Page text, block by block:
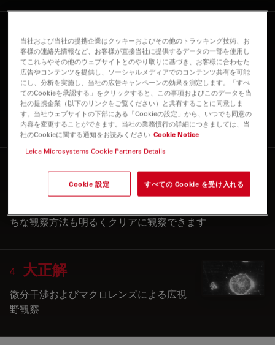
作
DM6 M: 観察方法切り替え、照明光量調節など顕微鏡操作
は、顕微鏡本体のタッチパネル、側面のボタン、外部コン
トローラーSmartTouchから、顕微鏡をのぞいたまま快適
に実施できます
最新のLED照明
最新の高輝度LED照明を搭載し、明視野
ちな観察方法も明るくクリアに観察できます
4 大正解
微分干渉およびマクロレンズによる広視
野観察
当社および当社の提携企業はクッキーおよびその他のトラッキング技術、お
客様の連絡先情報など、お客様が直接当社に提供するデータの一部を使用し
てこれらやその他のウェブサイトとのやり取りに基づき、お客様に合わせた
広告やコンテンツを提供し、ソーシャルメディアでのコンテンツ共有を可能
にし、分析を実施し、当社の広告キャンペーンの効果を測定します。「すべ
てのCookieを承認する」をクリックすると、この事項およびこのデータを当
社の提携企業（以下のリンクをご覧ください）と共有することに同意しま
す。当社ウェブサイトの下部にある「Cookieの設定」から、いつでも同意の
内容を変更することができます。当社の業務慣行の詳細につきましては、当
社のCookieに関する通知をお読みください Cookie Notice
Leica Microsystems Cookie Partners Details
Cookie 設定 すべての Cookie を受け入れる